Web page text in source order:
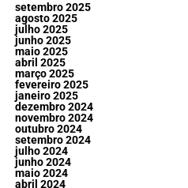
setembro 2025
agosto 2025
julho 2025
junho 2025
maio 2025
abril 2025
março 2025
fevereiro 2025
janeiro 2025
dezembro 2024
novembro 2024
outubro 2024
setembro 2024
julho 2024
junho 2024
maio 2024
abril 2024